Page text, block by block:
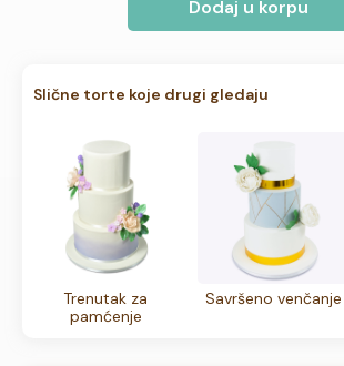
Dodaj u korpu
Slične torte koje drugi gledaju
Trenutak za
pamćenje
Savršeno venčanje